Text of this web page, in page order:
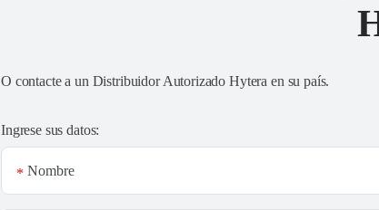
O contacte a un Distribuidor Autorizado Hytera en su país.
Ingrese sus datos:
Nombre
*